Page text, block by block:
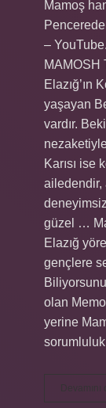
Mamoş
–
MAMOSH
Elazığ’ın
yaşayan
vardır.
Karısı ise
ailedendir,
güzel …
Elazığ
gençlere
olan
yerine
Devamını